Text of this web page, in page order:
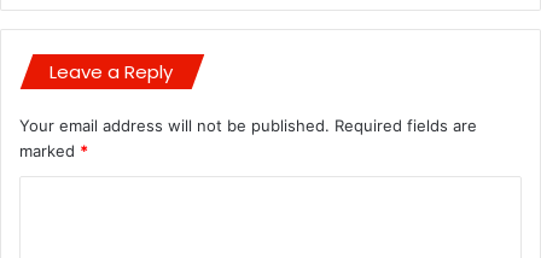
Leave a Reply
Your email address will not be published. Required fields are
marked *